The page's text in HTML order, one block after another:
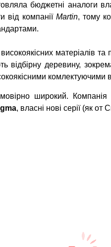
бюджетні аналоги
від компанії Martin, тому
матеріалів
відбірну деревину,
комлектуючими
широкий. Компанія
, власні нові серії (як от